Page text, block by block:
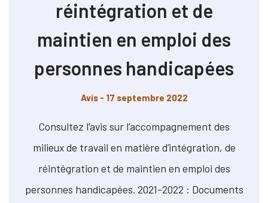
réintégration et de
maintien en emploi des
personnes handicapées
Avis- 17 septembre 2022
Consultez l’avis sur l’accompagnement des
milieux de travail en matière d’intégration, de
réintégration et de maintien en emploi des
personnes handicapées. 2021-2022 : Documents